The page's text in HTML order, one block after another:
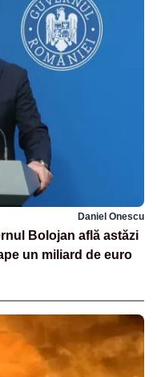
Daniel Onescu
Bolojan află astăzi
un miliard de euro